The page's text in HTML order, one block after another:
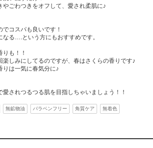
やごわつきをオフして、愛され柔肌に♪
コスパも良いです！
なる….という方にもおすすめです。
も！！
楽しみにしてるのですが、春はさくらの香りです♪
りは一気に春気分に♪
愛されつるつる肌を目指しちゃいましょう！！
無鉱物油 パラベンフリー 角質ケア 無着色